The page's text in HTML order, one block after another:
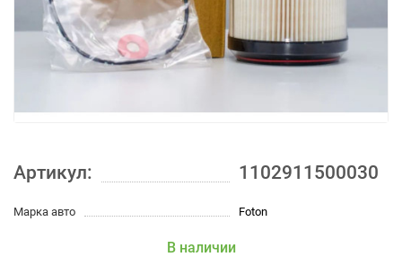
Артикул: 1102911500030
Марка авто Foton
В наличии